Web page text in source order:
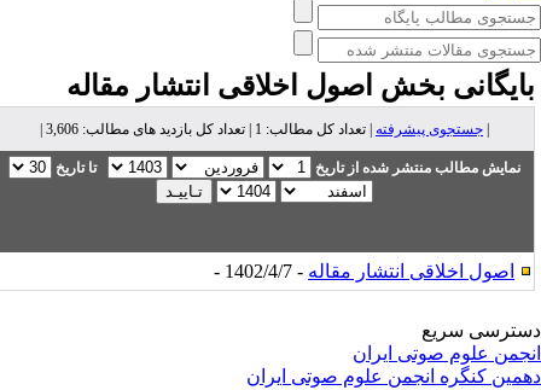
بخشاصول اخلاقی انتشار مقاله
جستجوی پیشرفته| تعداد کل مطالب: 1 | تعداد کل بازدید های مطالب: 3,606 |
نمایش مطالب منتشر شده از تاریخ تا تاریخ
اصول اخلاقی انتشار مقاله- 1402/4/7 -
سریع
علوم صوتی ایران
کنگره انجمن علوم صوتی ایران